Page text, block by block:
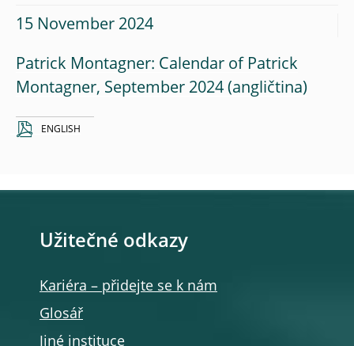
15 November 2024
Patrick Montagner: Calendar of Patrick
Montagner, September 2024
ENGLISH
Užitečné odkazy
Kariéra – přidejte se k nám
Glosář
Jiné instituce